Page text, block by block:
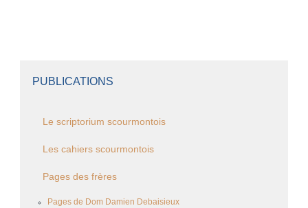
PUBLICATIONS
Le scriptorium scourmontois
Les cahiers scourmontois
Pages des frères
Pages de Dom Damien Debaisieux